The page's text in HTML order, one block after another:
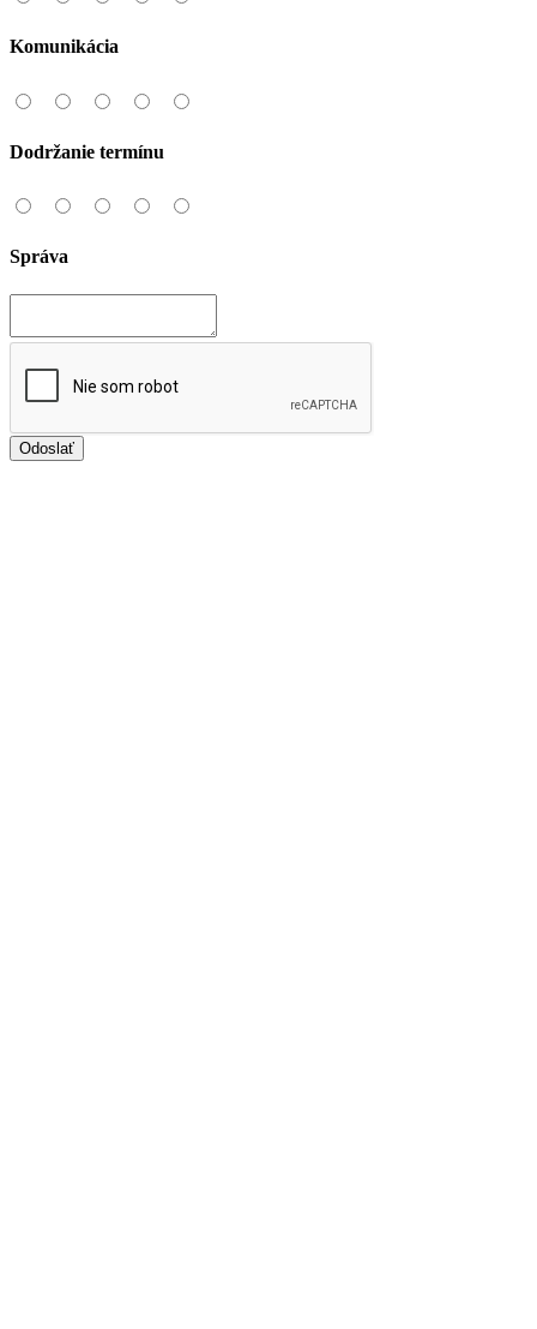
Komunikácia
Dodržanie termínu
Správa